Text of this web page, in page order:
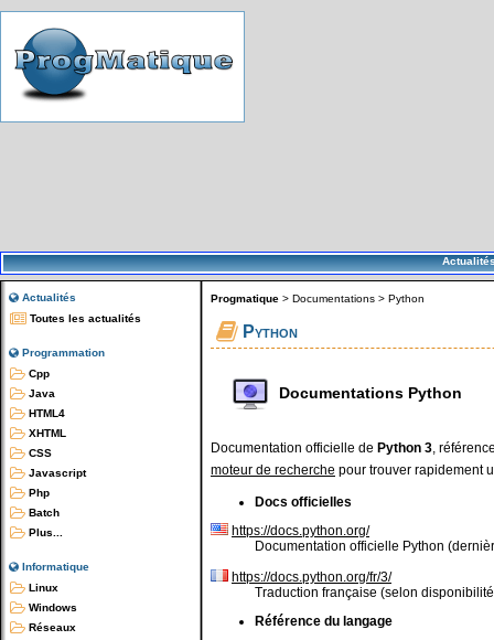
Actualités
Toutes les actualités
Programmation
Cpp
Java
HTML4
XHTML
CSS
Javascript
Php
Batch
Plus...
Informatique
Linux
Windows
Réseaux
Progmatique > Documentations > Python
Python
Documentations Python
Documentation officielle de Python 3 ,
moteur de recherche pour trouver rapidement
Docs officielles
https://docs.python.org/
Documentation officielle Python
https://docs.python.org/fr/3/
Traduction française (selon
Référence du langage